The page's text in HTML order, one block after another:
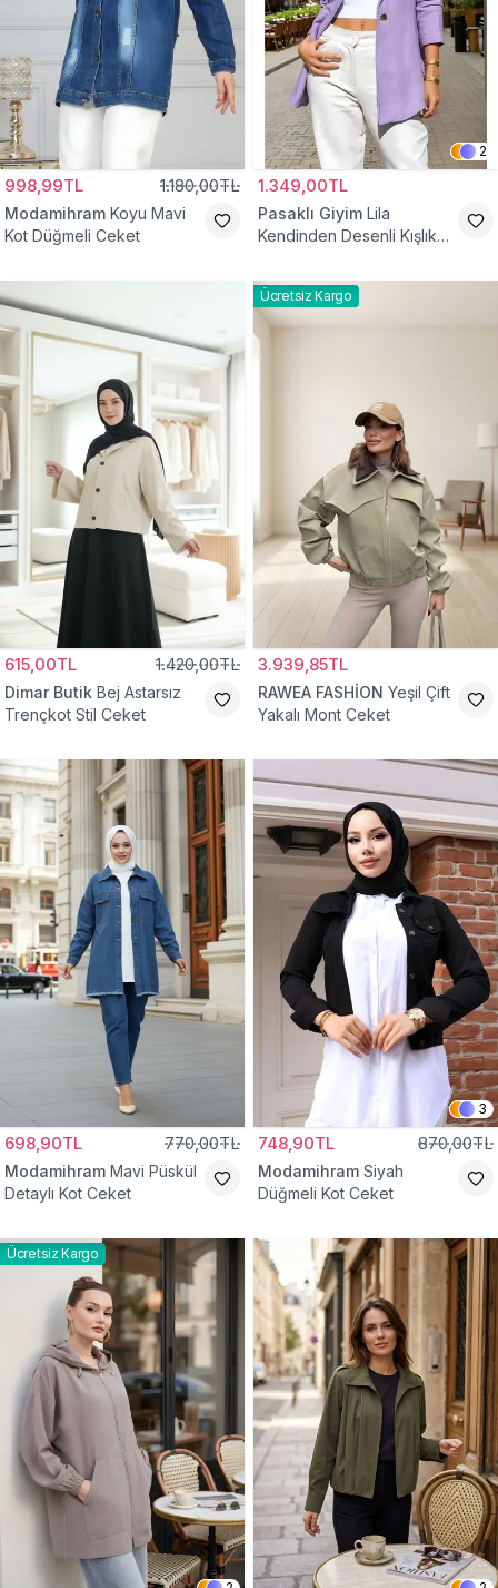
998,99TL 1.180,00TL
Modamihram Koyu Mavi
Kot Düğmeli Ceket
2
1.349,00TL
Pasaklı Giyim Lila
Kendinden Desenli Kışlık
Tesettür Ceket
615,00TL 1.420,00TL
Dimar Butik Bej Astarsız
Trençkot Stil Ceket
Ücretsiz Kargo
3.939,85TL
RAWEA FASHİON Yeşil Çift
Yakalı Mont Ceket
698,90TL 770,00TL
Modamihram Mavi Püskül
Detaylı Kot Ceket
3
748,90TL 870,00TL
Modamihram Siyah
Düğmeli Kot Ceket
Ücretsiz Kargo